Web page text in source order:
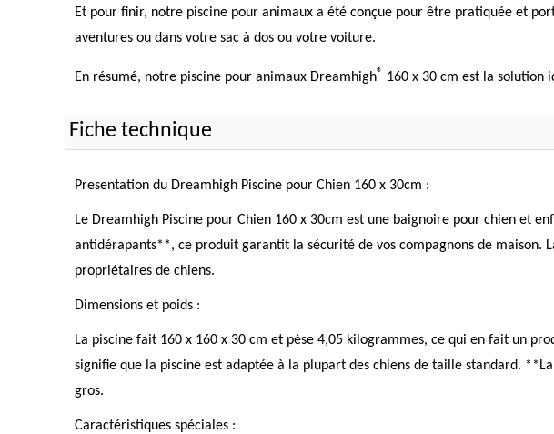
Et pour finir, notre piscine pour animaux a été conçue pour être pratiquée et
aventures ou dans votre sac à dos ou votre voiture.
En résumé, notre piscine pour animaux Dreamhigh® 160 x 30 cm est la solution
Fiche technique
Presentation du Dreamhigh Piscine pour Chien 160 x 30cm :
Le Dreamhigh Piscine pour Chien 160 x 30cm est une baignoire pour chien et
antidérapants**, ce produit garantit la sécurité de vos compagnons de
propriétaires de chiens.
Dimensions et poids :
La piscine fait 160 x 160 x 30 cm et pèse 4,05 kilogrammes, ce qui en fait un
signifie que la piscine est adaptée à la plupart des chiens de taille standard.
gros.
Caractéristiques spéciales :